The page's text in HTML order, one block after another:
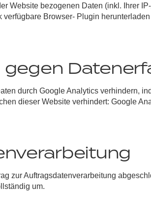
Website bezogenen Daten (inkl. Ihrer
verfügbare Browser- Plugin
durch Google Analytics verhindern,
dieser Website verhindert: Google
zur Auftragsdatenverarbeitung
um.